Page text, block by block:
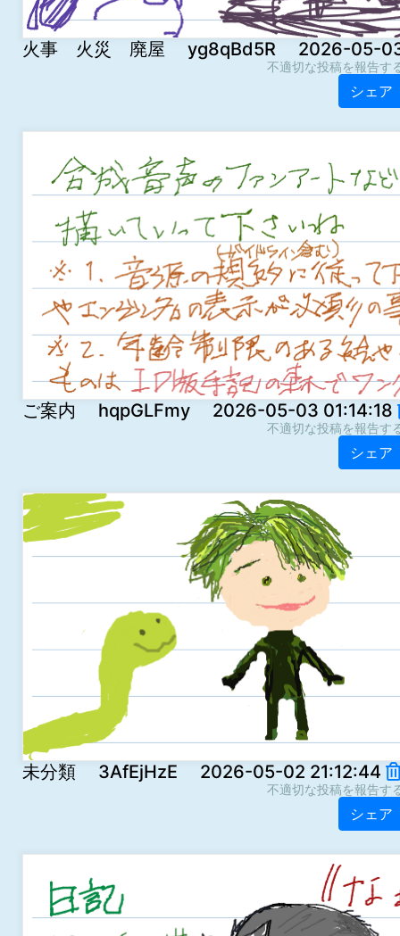
火事 火災 廃屋 yg8qBd5R 2026-05-
不適切な投稿を報告す
シェア
ご案内 hqpGLFmy 2026-05-03 01:14:18
不適切な投稿を報告す
シェア
未分類 3AfEjHzE 2026-05-02 21:12:44
不適切な投稿を報告す
シェア